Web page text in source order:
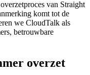
van Straight
komt tot de
we CloudTalk als
betrouwbare
overzet